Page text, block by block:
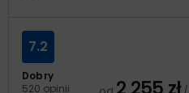
Dobry
520 opinii
7.2